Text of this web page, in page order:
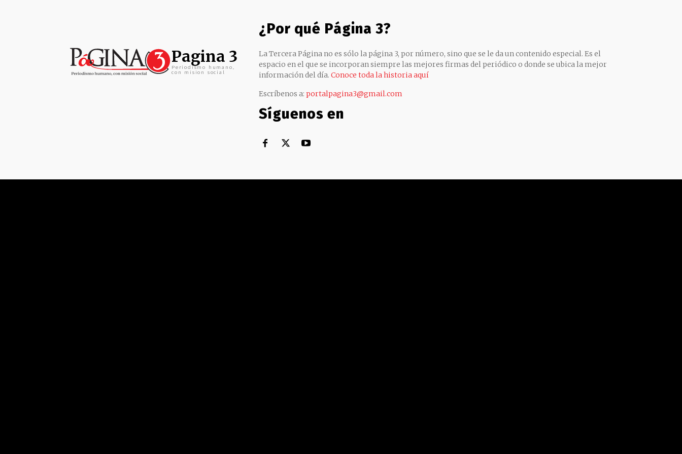
Pagina 3
Periodismo humano,
con mision social
¿Por qué Página 3?
La Tercera Página no es sólo la página 3, por número, sino que se le da un contenido especial. Es el
espacio en el que se incorporan siempre las mejores firmas del periódico o donde se ubica la mejor
información del día. Conoce toda la historia aquí
Escríbenos a: portalpagina3@gmail.com
Síguenos en